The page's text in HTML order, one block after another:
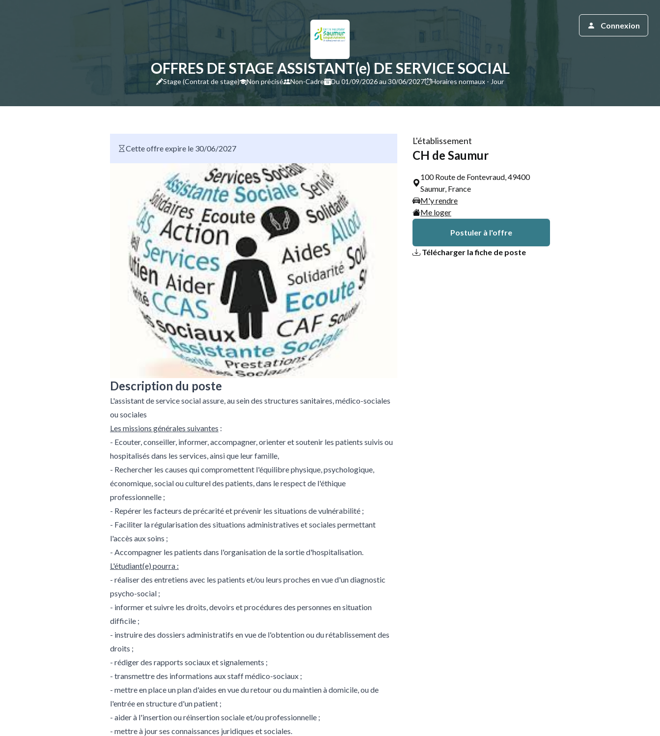
OFFRES DE STAGE ASSISTANT(e) DE SERVICE SOCIAL
Stage (Contrat de stage) Non précisé Non-Cadre Du 01/09/2026 au 30/06/2027 Horaires normaux - Jour
Connexion
Cette offre expire le 30/06/2027
Description du poste
L'assistant de service social assure, au sein des structures sanitaires, médico-sociales
ou sociales
Les missions générales suivantes :
- Ecouter, conseiller, informer, accompagner, orienter et soutenir les patients suivis ou
hospitalisés dans les services, ainsi que leur famille,
- Rechercher les causes qui compromettent l'équilibre physique, psychologique,
économique, social ou culturel des patients, dans le respect de l'éthique
professionnelle ;
- Repérer les facteurs de précarité et prévenir les situations de vulnérabilité ;
- Faciliter la régularisation des situations administratives et sociales permettant
l'accès aux soins ;
- Accompagner les patients dans l'organisation de la sortie d'hospitalisation.
L'étudiant(e) pourra :
- réaliser des entretiens avec les patients et/ou leurs proches en vue d'un diagnostic
psycho-social ;
- informer et suivre les droits, devoirs et procédures des personnes en situation
difficile ;
- instruire des dossiers administratifs en vue de l'obtention ou du rétablissement des
droits ;
- rédiger des rapports sociaux et signalements ;
- transmettre des informations aux staff médico-sociaux ;
- mettre en place un plan d'aides en vue du retour ou du maintien à domicile, ou de
l'entrée en structure d'un patient ;
- aider à l'insertion ou réinsertion sociale et/ou professionnelle ;
- mettre à jour ses connaissances juridiques et sociales.
L'établissement
CH de Saumur
100 Route de Fontevraud, 49400
Saumur, France
M'y rendre
Me loger
Postuler à l'offre
Télécharger la fiche de poste